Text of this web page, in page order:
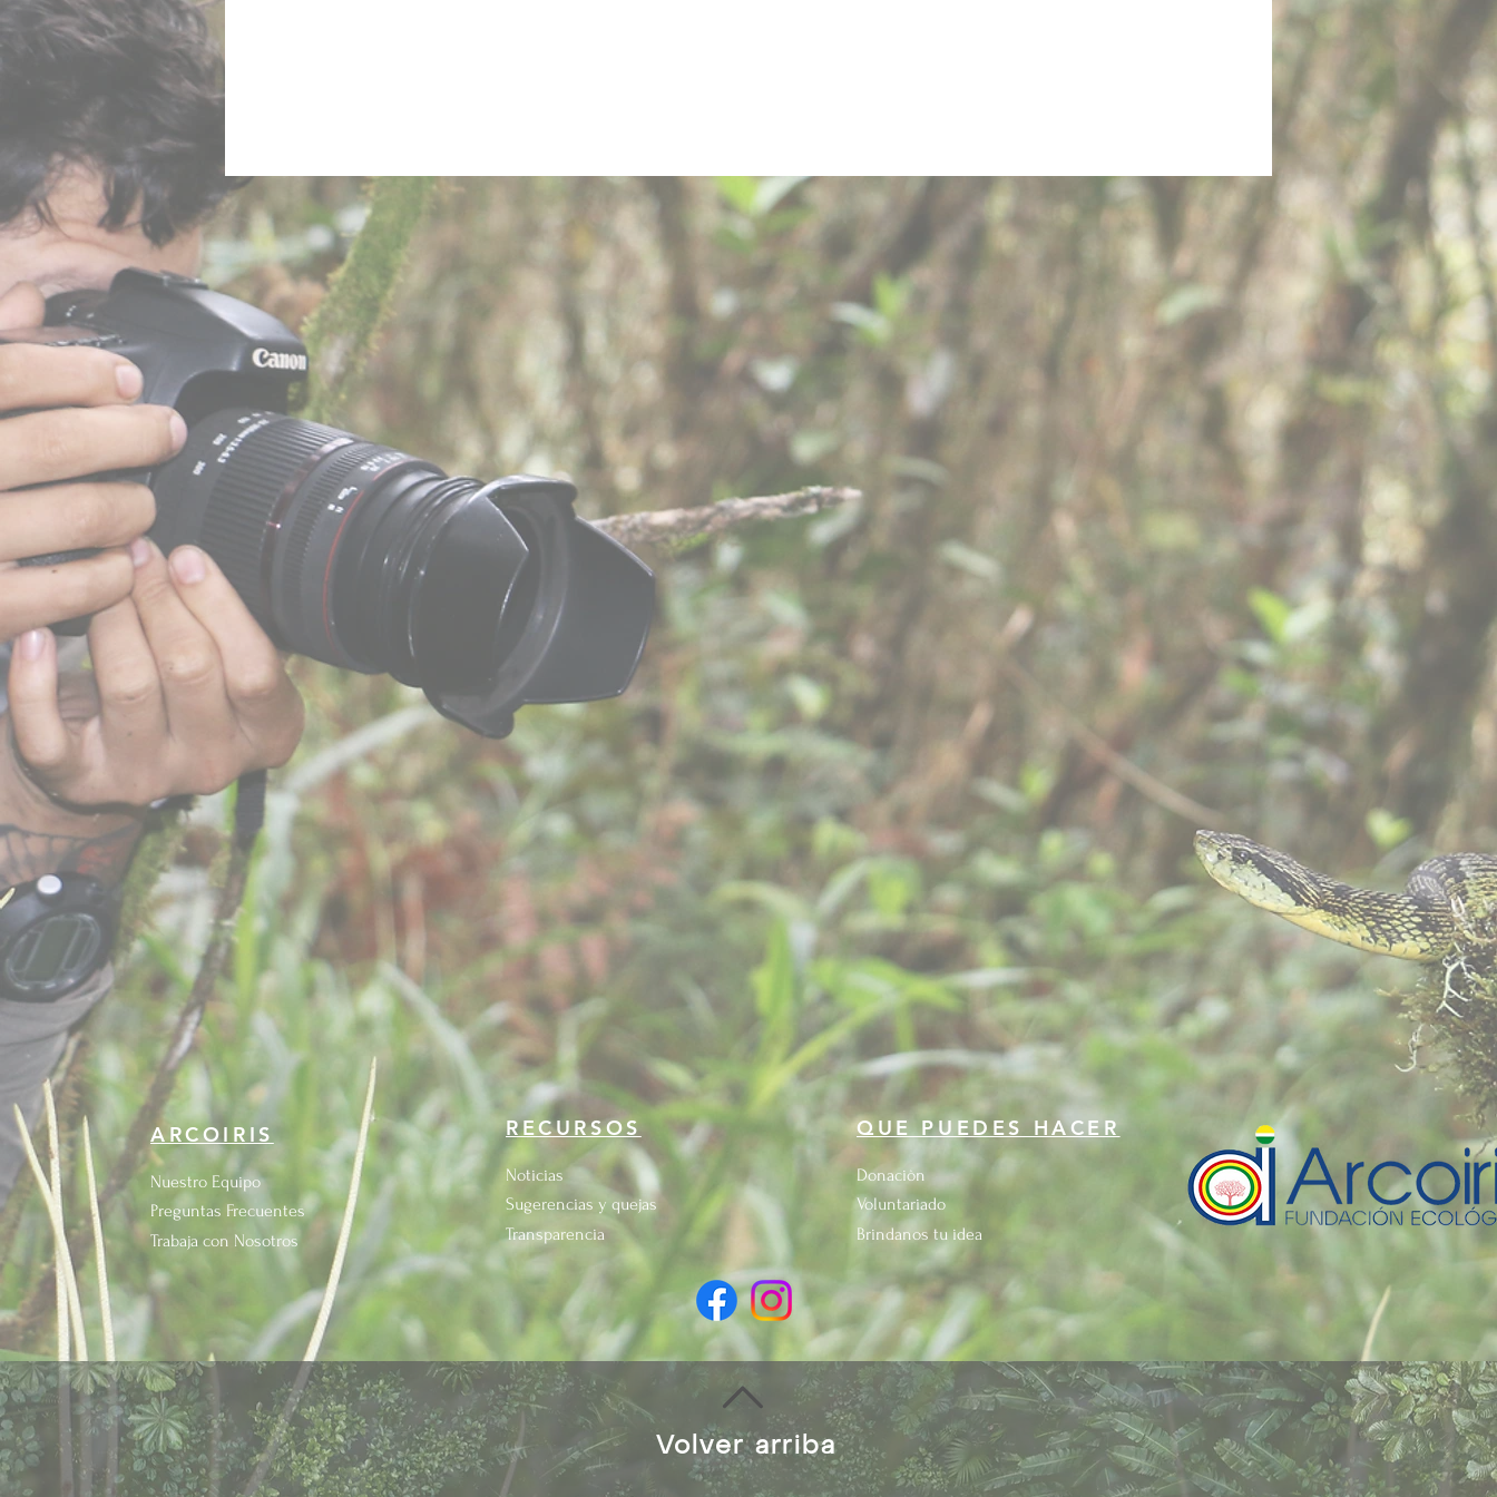
ARCOIRIS
Nuestro Equipo
Preguntas Frecuentes
Trabaja con Nosotros
RECURSOS
Noticias
Sugerencias y quejas
Transparencia
QUE PUEDES HACER
Donaciòn
Voluntariado
Brindanos tu idea
Volver arriba